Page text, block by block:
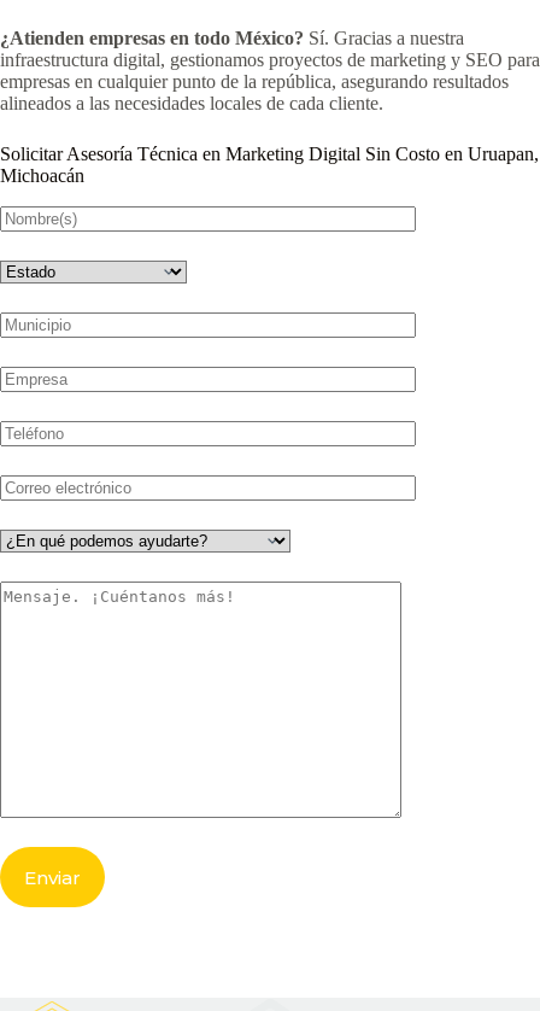
¿Atienden empresas en todo México? Sí. Gracias a nuestra
infraestructura digital, gestionamos proyectos de marketing y SEO para
empresas en cualquier punto de la república, asegurando resultados
alineados a las necesidades locales de cada cliente.
Solicitar Asesoría Técnica en Marketing Digital Sin Costo en Uruapan,
Michoacán